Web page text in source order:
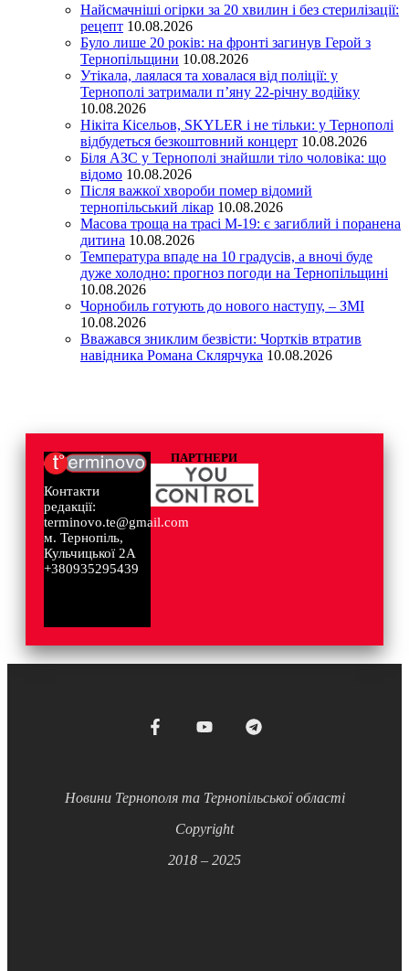
Найсмачніші огірки за 20 хвилин і без стерилізації:
рецепт 10.08.2026
Було лише 20 років: на фронті загинув Герой з
Тернопільщини 10.08.2026
Утікала, лаялася та ховалася від поліції: у
Тернополі затримали п’яну 22-річну водійку
10.08.2026
Нікіта Кісельов, SKYLER і не тільки: у Тернополі
відбудеться безкоштовний концерт 10.08.2026
Біля АЗС у Тернополі знайшли тіло чоловіка: що
відомо 10.08.2026
Після важкої хвороби помер відомий
тернопільський лікар 10.08.2026
Масова троща на трасі М-19: є загиблий і поранена
дитина 10.08.2026
Температура впаде на 10 градусів, а вночі буде
дуже холодно: прогноз погоди на Тернопільщині
10.08.2026
Чорнобиль готують до нового наступу, – ЗМІ
10.08.2026
Вважався зниклим безвісти: Чортків втратив
навідника Романа Склярчука 10.08.2026
Контакти
редакції:
terminovo.te@gmail.com
м. Тернопіль,
Кульчицької 2А
+380935295439
ПАРТНЕРИ
Новини Тернополя та Тернопільської області
Copyright
2018 – 2025